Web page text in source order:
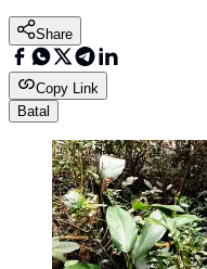
Share
Copy Link
Batal